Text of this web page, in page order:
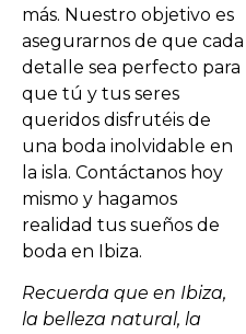
más. Nuestro objetivo es
asegurarnos de que cada
detalle sea perfecto para
que tú y tus seres
queridos disfrutéis de
una boda inolvidable en
la isla. Contáctanos hoy
mismo y hagamos
realidad tus sueños de
boda en Ibiza.
Recuerda que en Ibiza,
la belleza natural, la